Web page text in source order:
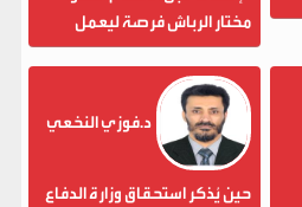
مختار الرباش فرصة ليعمل
د.فوزي النخعي
حين يُذكر استحقاق وزارة الدفاع